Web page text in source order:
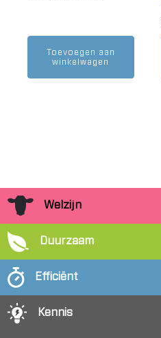
Toevoegen aan
winkelwagen
Welzijn
Duurzaam
Efficiënt
Kennis